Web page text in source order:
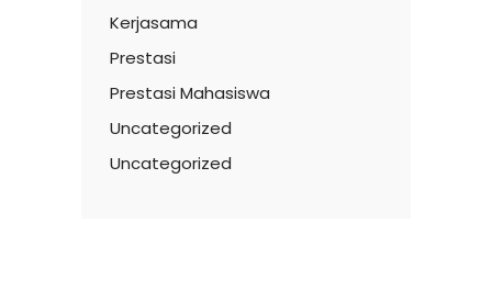
Kerjasama
Prestasi
Prestasi Mahasiswa
Uncategorized
Uncategorized